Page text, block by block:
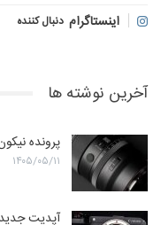
اینستاگرام دنبال کننده
آخرین نوشته ها
پرونده
۱۴۰۵/۰۵/۱۱